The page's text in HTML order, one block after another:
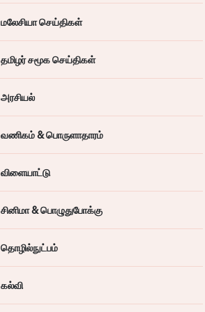
மலேசியா செய்திகள்
தமிழர் சமூக செய்திகள்
அரசியல்
வணிகம் & பொருளாதாரம்
விளையாட்டு
சினிமா & பொழுதுபோக்கு
தொழில்நுட்பம்
கல்வி